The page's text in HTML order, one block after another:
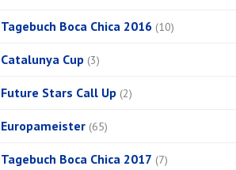
Tagebuch Boca Chica 2016 (10)
Catalunya Cup (3)
Future Stars Call Up (2)
Europameister (65)
Tagebuch Boca Chica 2017 (7)